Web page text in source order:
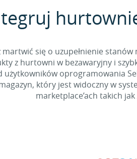
martwić się o uzupełnienie
z hurtowni w bezawaryjny i
oprogramowania
który jest widoczny w
marketplace’ach takich